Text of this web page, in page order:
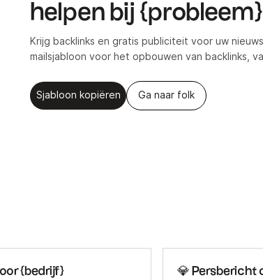
helpen bij {probleem}
Krijg backlinks en gratis publiciteit voor uw
mailsjabloon voor het opbouwen van backlinks,
Sjabloon kopiëren Ga naar folk
{bedrijf}
💎 Persbericht